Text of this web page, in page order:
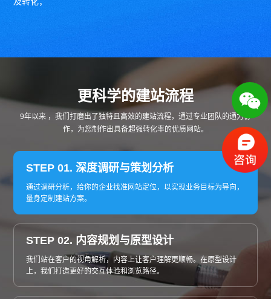
更科学的建站流程
9年以来 ，我们打磨出了独特且高效的建站流程，通过专业团队的通力协
作，为您制作出具备超强转化率的优质网站。
STEP 01. 深度调研与策划分析
通过调研分析，给你的企业找准网站定位，以实现业务目标为导向，
量身定制建站方案。
STEP 02. 内容规划与原型设计
我们站在客户的视角解析，内容上让客户理解更顺畅。在原型设计
上，我们打造更好的交互体验和浏览路径。